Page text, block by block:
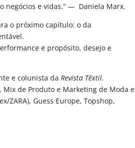
negócios e vidas.” — Daniela Marx.
o próximo capítulo: o da
e propósito, desejo e
e colunista da Revista Têxtil.
de Produto e Marketing de Moda e
ZARA), Guess Europe, Topshop,